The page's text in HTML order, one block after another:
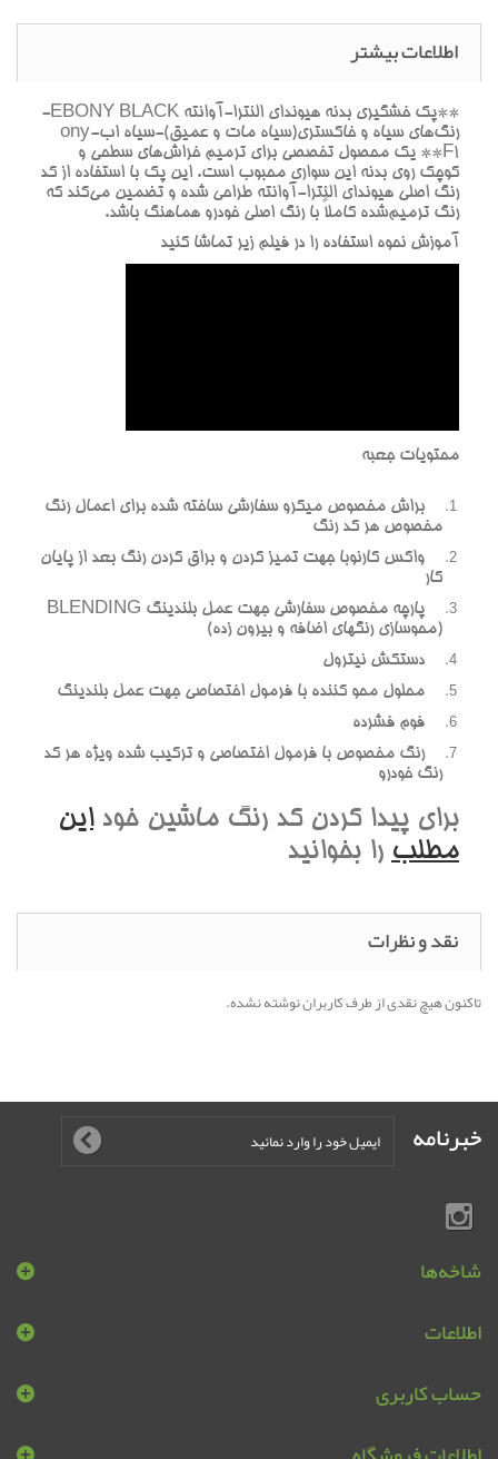
اطلاعات بیشتر
**پک خشگيري بدنه هيونداي النترا-آوانته EBONY BLACK-
رنگ‌هاي سياه و خاکستري(سياه مات و عميق)-سياه ابony-
F1** يک محصول تخصصي براي ترميم خراش‌هاي سطحي و
کوچک روي بدنه اين سواري محبوب است. اين پک با استفاده از کد
رنگ اصلي هيونداي النترا-آوانته طراحي شده و تضمين مي‌کند که
رنگ ترميم‌شده کاملاً با رنگ اصلي خودرو هماهنگ باشد.
آموزش نحوه استفاده را در فيلم زير تماشا کنيد
محتويات جعبه
براش مخصوص ميکرو سفارشي ساخته شده براي اعمال رنگ
مخصوص هر کد رنگ
واکس کارنوبا جهت تميز کردن و براق کردن رنگ بعد از پايان
کار
پارچه مخصوص سفارشي جهت عمل بلندينگ BLENDING
(محوسازي رنگهاي اضافه و بيرون زده)
دستکش نيترول
محلول محو کننده با فرمول اختصاصي جهت عمل بلندينگ
فوم فشرده
رنگ مخصوص با فرمول اختصاصي و ترکيب شده ويژه هر کد
رنگ خودرو
براي پيدا کردن کد رنگ ماشين خوداين
مطلب را بخوانيد
نقد و نظرات
تاکنون هیچ نقدی از طرف کاربران نوشته نشده.
خبرنامه
شاخه‌ها
اطلاعات
حساب کاربری